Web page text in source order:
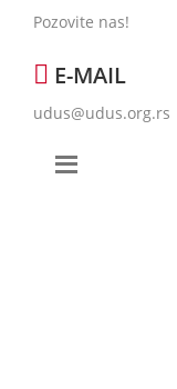
Pozovite nas!
E-MAIL
udus@udus.org.rs